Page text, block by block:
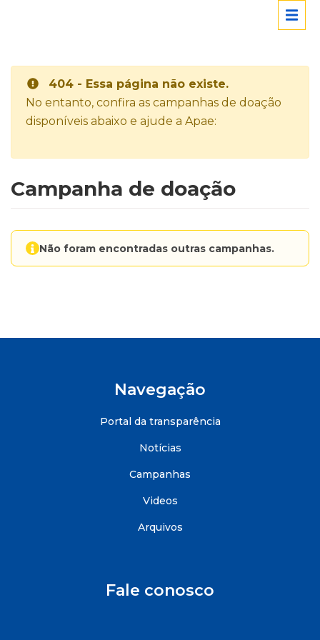
404 - Essa página não existe.
No entanto, confira as campanhas de doação
disponíveis abaixo e ajude a Apae:
Campanha de doação
Não foram encontradas outras campanhas.
Navegação
Portal da transparência
Notícias
Campanhas
Videos
Arquivos
Fale conosco